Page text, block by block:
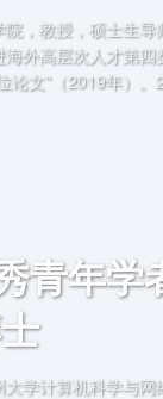
，教授，硕士生
外高层次人才第
论文”（2019年）
式入职西南大学
青年学
学计算机科学与